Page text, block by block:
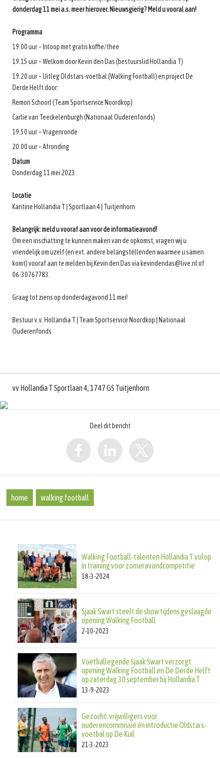
donderdag 11 mei a.s. meer hierover. Nieuwsgierig? Meld u vooral aan!
Programma
19.00 uur – Inloop met gratis koffie/thee
19.15 uur – Welkom door Kevin den Das (bestuurslid Hollandia T)
19.20 uur – Uitleg Oldstars-voetbal (Walking Football) en project De
Derde Helft door:
Remon Schoorl (Team Sportservice Noordkop)
Carlie van Teeckelenburgh (Nationaal Ouderenfonds)
19.50 uur – Vragenronde
20.00 uur – Afronding
Datum
Donderdag 11 mei 2023
Locatie
Kantine Hollandia T | Sportlaan 4 | Tuitjenhorn
Belangrijk: meld u vooraf aan voor de informatieavond!
Om een inschatting te kunnen maken van de opkomst, vragen wij u
vriendelijk om uzelf (en evt. andere belangstellenden waarmee u samen
komt) vooraf aan te melden bij Kevin den Das via kevindendas@live.nl of
06-30767783.
Graag tot ziens op donderdagavond 11 mei!
Bestuur v.v. Hollandia T | Team Sportservice Noordkop | Nationaal
Ouderenfonds
vv Hollandia T Sportlaan 4, 1747 GS Tuitjenhorn
Deel dit bericht
home walking football
Walking Football-talenten Hollandia T volop
in training voor zomeravondcompetitie
18-3-2024
Sjaak Swart steelt de show tijdens geslaagde
opening Walking Football
2-10-2023
Voetballegende Sjaak Swart verzorgt
opening Walking Football en De Derde Helft
op zaterdag 30 september bij Hollandia T
13-9-2023
Gezocht: vrijwilligers voor
ouderencommissie én introductie Oldstars-
voetbal op De Kuil
21-3-2023